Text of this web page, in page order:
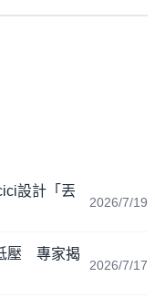
設計「丟
2026/7/19
壓 專家揭
2026/7/17